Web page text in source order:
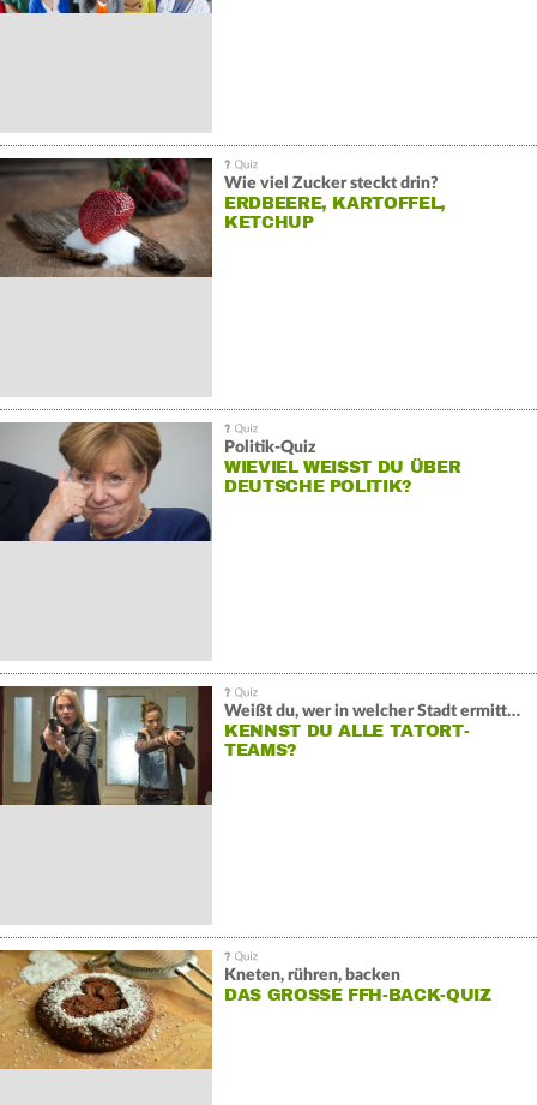
Wie viel Zucker steckt drin?
ERDBEERE, KARTOFFEL,
KETCHUP
Politik-Quiz
WIEVIEL WEISST DU ÜBER D
EUTSCHE POLITIK?
Weißt du, wer in welcher Stadt ermittelt?
KENNST DU ALLE TATORT-
TEAMS?
Kneten, rühren, backen
DAS GROSSE FFH-BACK-QUIZ